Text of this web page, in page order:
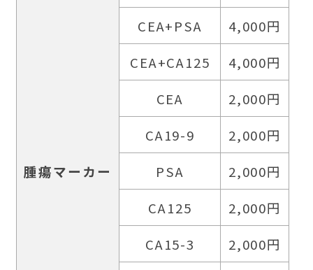
腫瘍マーカー
CEA+PSA
4,000円
CEA+CA125
4,000円
CEA
2,000円
CA19-9
2,000円
PSA
2,000円
CA125
2,000円
CA15-3
2,000円